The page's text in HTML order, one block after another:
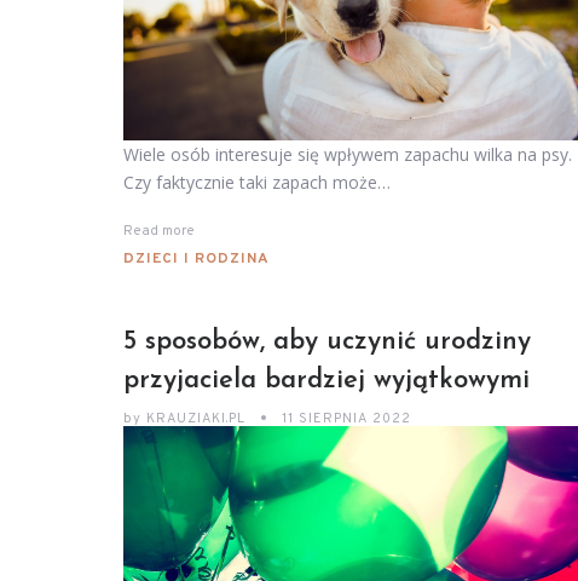
Wiele osób interesuje się wpływem zapachu wilka na psy.
Czy faktycznie taki zapach może…
Read more
DZIECI I RODZINA
5 sposobów, aby uczynić urodziny
przyjaciela bardziej wyjątkowymi
by KRAUZIAKI.PL 11 SIERPNIA 2022